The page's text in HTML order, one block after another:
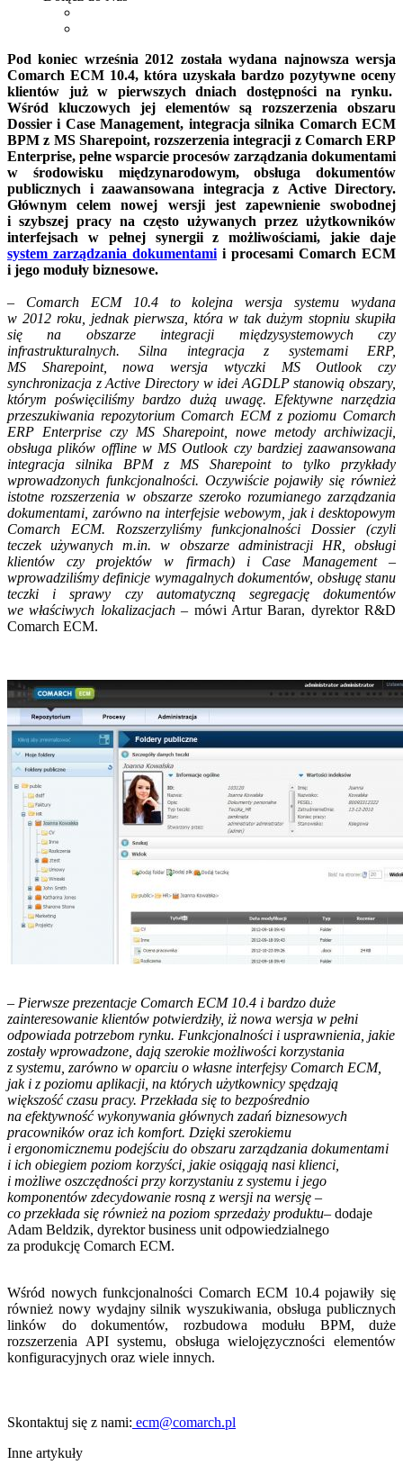
Pod koniec września 2012 została wydana najnowsza wersja
Comarch ECM 10.4, która uzyskała bardzo pozytywne oceny
klientów już w pierwszych dniach dostępności na rynku.
Wśród kluczowych jej elementów są rozszerzenia obszaru
Dossier i Case Management, integracja silnika Comarch ECM
BPM z MS Sharepoint, rozszerzenia integracji z Comarch ERP
Enterprise, pełne wsparcie procesów zarządzania dokumentami
w środowisku międzynarodowym, obsługa dokumentów
publicznych i zaawansowana integracja z Active Directory.
Głównym celem nowej wersji jest zapewnienie swobodnej
i szybszej pracy na często używanych przez użytkowników
interfejsach w pełnej synergii z możliwościami, jakie daje
system zarządzania dokumentami i procesami Comarch ECM
i jego moduły biznesowe.
– Comarch ECM 10.4 to kolejna wersja systemu wydana
w 2012 roku, jednak pierwsza, która w tak dużym stopniu skupiła
się na obszarze integracji międzysystemowych czy
infrastrukturalnych. Silna integracja z systemami ERP,
MS Sharepoint, nowa wersja wtyczki MS Outlook czy
synchronizacja z Active Directory w idei AGDLP stanowią obszary,
którym poświęciliśmy bardzo dużą uwagę. Efektywne narzędzia
przeszukiwania repozytorium Comarch ECM z poziomu Comarch
ERP Enterprise czy MS Sharepoint, nowe metody archiwizacji,
obsługa plików offline w MS Outlook czy bardziej zaawansowana
integracja silnika BPM z MS Sharepoint to tylko przykłady
wprowadzonych funkcjonalności. Oczywiście pojawiły się również
istotne rozszerzenia w obszarze szeroko rozumianego zarządzania
dokumentami, zarówno na interfejsie webowym, jak i desktopowym
Comarch ECM. Rozszerzyliśmy funkcjonalności Dossier (czyli
teczek używanych m.in. w obszarze administracji HR, obsługi
klientów czy projektów w firmach) i Case Management –
wprowadziliśmy definicje wymagalnych dokumentów, obsługę stanu
teczki i sprawy czy automatyczną segregację dokumentów
we właściwych lokalizacjach– mówi Artur Baran, dyrektor R&D
Comarch ECM.
– Pierwsze prezentacje Comarch ECM 10.4 i bardzo duże
zainteresowanie klientów potwierdziły, iż nowa wersja w pełni
odpowiada potrzebom rynku. Funkcjonalności i usprawnienia, jakie
zostały wprowadzone, dają szerokie możliwości korzystania
z systemu, zarówno w oparciu o własne interfejsy Comarch ECM,
jak i z poziomu aplikacji, na których użytkownicy spędzają
większość czasu pracy. Przekłada się to bezpośrednio
na efektywność wykonywania głównych zadań biznesowych
pracowników oraz ich komfort. Dzięki szerokiemu
i ergonomicznemu podejściu do obszaru zarządzania dokumentami
i ich obiegiem poziom korzyści, jakie osiągają nasi klienci,
i możliwe oszczędności przy korzystaniu z systemu i jego
komponentów zdecydowanie rosną z wersji na wersję –
co przekłada się również na poziom sprzedaży produktu– dodaje
Adam Beldzik, dyrektor business unit odpowiedzialnego
za produkcję Comarch ECM.
Wśród nowych funkcjonalności Comarch ECM 10.4 pojawiły się
również nowy wydajny silnik wyszukiwania, obsługa publicznych
linków do dokumentów, rozbudowa modułu BPM, duże
rozszerzenia API systemu, obsługa wielojęzyczności elementów
konfiguracyjnych oraz wiele innych.
Skontaktuj się z nami: ecm@comarch.pl
Inne artykuły